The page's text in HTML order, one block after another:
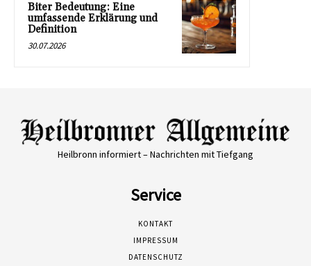
Biter Bedeutung: Eine
umfassende Erklärung und
Definition
30.07.2026
Heilbronn informiert – Nachrichten mit Tiefgang
Service
KONTAKT
IMPRESSUM
DATENSCHUTZ